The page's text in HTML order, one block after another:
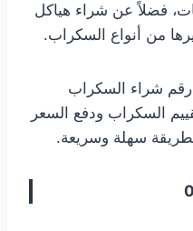
فضلاً عن شراء هياكل
من أنواع السكراب.
رقم شراء السكراب
السكراب ودفع السعر
سهلة وسريعة.